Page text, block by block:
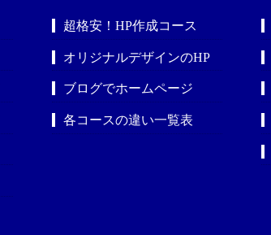
超格安！HP作成コース
オリジナルデザインのHP
ブログでホームページ
各コースの違い一覧表